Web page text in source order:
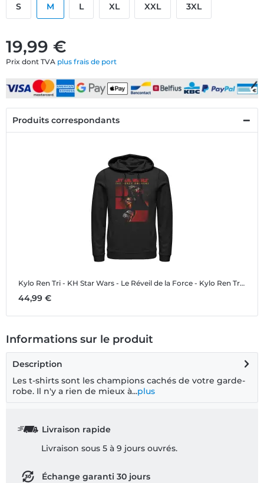
19,99 €
Prix dont TVA plus frais de port
S M L XL XXL 3XL
Produits correspondants
Kylo Ren Tri - KH Star Wars - Le Réveil de la Force - Kylo Ren Tri - KH - Unisex Sweat à capuche
44,99 €
Informations sur le produit
Description
Les t-shirts sont les champions cachés de votre garde-
robe. Il n'y a rien de mieux à...plus
Livraison rapide
Livraison sous 5 à 9 jours ouvrés.
Échange garanti 30 jours